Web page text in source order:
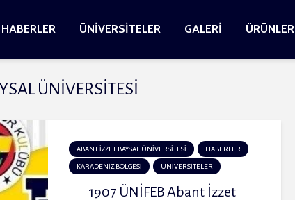
HABERLER ÜNİVERSİTELER GALERİ ÜRÜNLER
ÜNİVERSİTESİ
ABANT İZZET BAYSAL ÜNİVERSİTESİ
HABERLER
KARADENİZ BÖLGESİ
ÜNİVERSİTELER
1907 ÜNİFEB Abant İzzet